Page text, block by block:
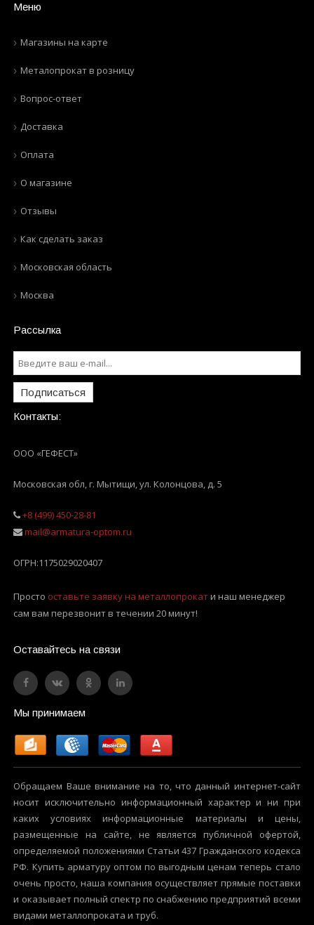
Меню
Магазины на карте
Металопрокат в розницу
Вопрос-ответ
Доставка
Оплата
О магазине
Отзывы
Как сделать заказ
Московская область
Москва
Рассылка
Подписаться
Контакты:
ООО «ГЕФЕСТ»
Московская обл, г. Мытищи,ул. Колонцова, д. 5
+8 (499) 450-28-81
mail@armatura-optom.ru
ОГРН:1175029020407
Просто оставьте заявку на металлопрокати наш менеджер
сам вам перезвонит в течении 20 минут!
Оставайтесь на связи
Мы принимаем
Обращаем Ваше внимание на то, что данный интернет-сайт
носит исключительно информационный характер и ни при
каких условиях информационные материалы и цены,
размещенные на сайте, не является публичной офертой,
определяемой положениями Статьи 437 Гражданского кодекса
РФ. Купить арматуру оптом по выгодным ценам теперь стало
очень просто, наша компания осуществляет прямые поставки
и оказывает полный спектр по снабжению предприятий всеми
видами металлопроката и труб.